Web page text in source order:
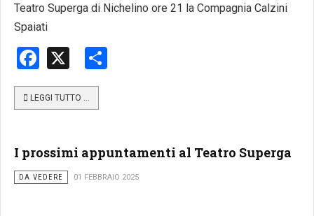
Teatro Superga di Nichelino ore 21 la Compagnia Calzini
Spaiati
Facebook
LEGGI TUTTO …
I prossimi appuntamenti al Teatro Superga
DA VEDERE 01 FEBBRAIO 2025